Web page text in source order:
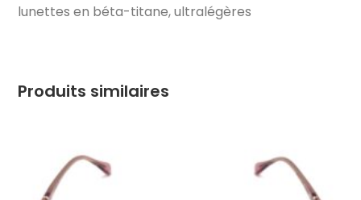
lunettes en béta-titane, ultralégères
Produits similaires